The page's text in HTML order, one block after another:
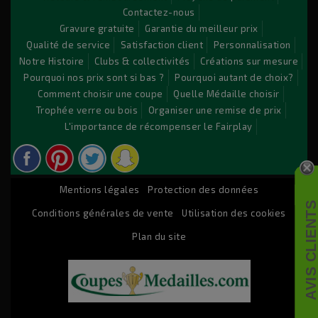
Contactez-nous
Gravure gratuite
Garantie du meilleur prix
Qualité de service
Satisfaction client
Personnalisation
Notre Histoire
Clubs & collectivités
Créations sur mesure
Pourquoi nos prix sont si bas ?
Pourquoi autant de choix?
Comment choisir une coupe
Quelle Médaille choisir
Trophée verre ou bois
Organiser une remise de prix
L'importance de récompenser le Fairplay
Mentions légales Protection des données
Conditions générales de vente Utilisation des cookies
Plan du site AVIS CLIENTS
tempor incididunt ut labore et dolore magna aliqua. Ut
enim ad minim veniam, quis nostrud exercitation ullamco
laboris nisi ut aliquip ex ea commodo consequat. Duis aute
irure dolor in reprehenderit.
© 2026 - Logiciel e-commerce par PrestaShop™